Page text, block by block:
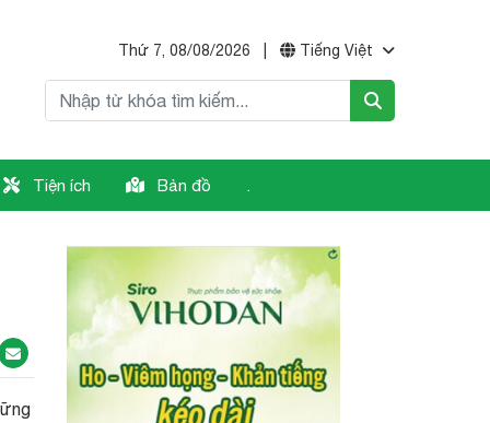
Thứ 7, 08/08/2026 Tiếng Việt
Tiện ích Bản đồ .